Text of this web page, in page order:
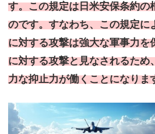
す。この規定は日米安保条約の
のです。すなわち、この規定に
に対する攻撃は強大な軍事力を
に対する攻撃と見なされるため
力な抑止力が働くことになりま